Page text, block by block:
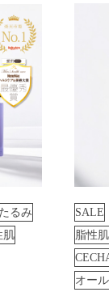
るみ
肌
SALE
脂性肌
オー